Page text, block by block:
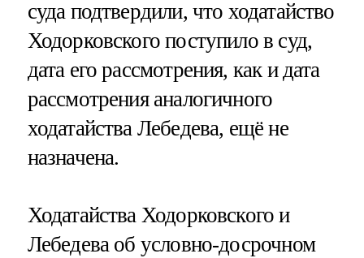
суда подтвердили, что ходатайство
Ходорковского поступило в суд,
дата его рассмотрения, как и дата
рассмотрения аналогичного
ходатайства Лебедева, ещё не
назначена.
Ходатайства Ходорковского и
Лебедева об условно-досрочном